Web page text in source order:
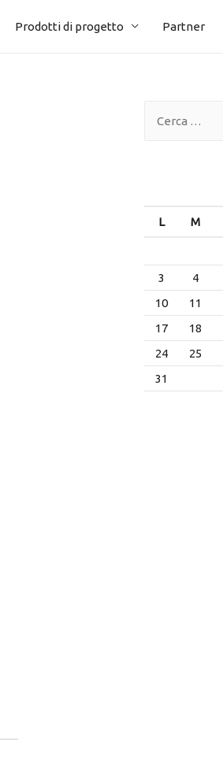
Prodotti di progetto Partner
L M
3
4
10
11
17
18
24
25
31